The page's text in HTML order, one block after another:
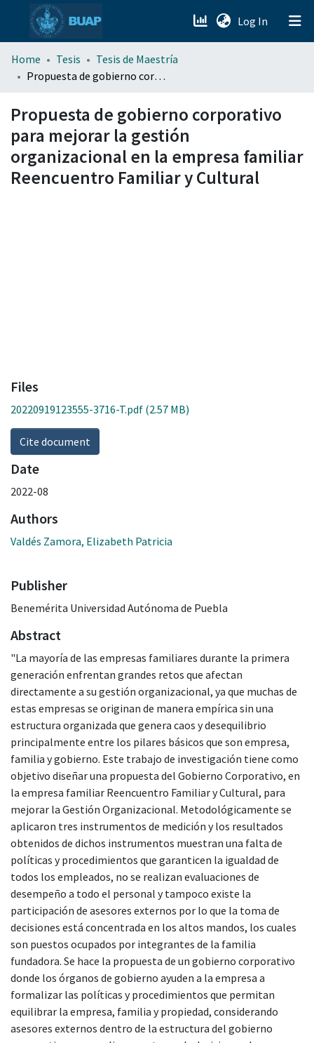
Log In (current)
menu.section.about_menu
Home Tesis
Tesis de Maestría
Propuesta de gobierno corporativo para mejorar la gestión organizacional en la empresa familiar Reencuentro Familiar y Cultural
Propuesta de gobierno corporativo
para mejorar la gestión
organizacional en la empresa familiar
Reencuentro Familiar y Cultural
Files
20220919123555-3716-T.pdf (2.57 MB)
Cite document
Date
2022-08
Authors
Valdés Zamora, Elizabeth Patricia
Publisher
Benemérita Universidad Autónoma de Puebla
Abstract
"La mayoría de las empresas familiares durante la primera
generación enfrentan grandes retos que afectan
directamente a su gestión organizacional, ya que muchas de
estas empresas se originan de manera empírica sin una
estructura organizada que genera caos y desequilibrio
principalmente entre los pilares básicos que son empresa,
familia y gobierno. Este trabajo de investigación tiene como
objetivo diseñar una propuesta del Gobierno Corporativo, en
la empresa familiar Reencuentro Familiar y Cultural, para
mejorar la Gestión Organizacional. Metodológicamente se
aplicaron tres instrumentos de medición y los resultados
obtenidos de dichos instrumentos muestran una falta de
políticas y procedimientos que garanticen la igualdad de
todos los empleados, no se realizan evaluaciones de
desempeño a todo el personal y tampoco existe la
participación de asesores externos por lo que la toma de
decisiones está concentrada en los altos mandos, los cuales
son puestos ocupados por integrantes de la familia
fundadora. Se hace la propuesta de un gobierno corporativo
donde los órganos de gobierno ayuden a la empresa a
formalizar las políticas y procedimientos que permitan
equilibrar la empresa, familia y propiedad, considerando
asesores externos dentro de la estructura del gobierno